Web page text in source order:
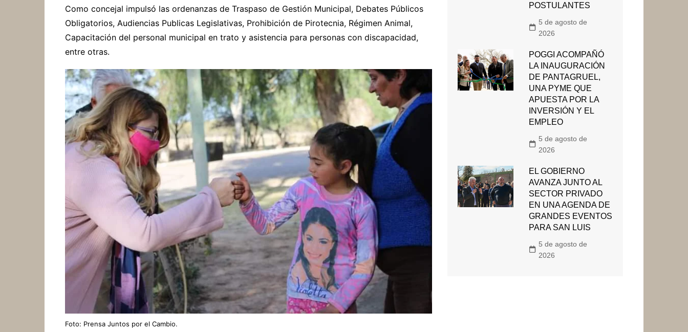
Como concejal impulsó las ordenanzas de Traspaso de Gestión Municipal, Debates Públicos
Obligatorios, Audiencias Publicas Legislativas, Prohibición de Pirotecnia, Régimen Animal,
Capacitación del personal municipal en trato y asistencia para personas con discapacidad,
entre otras.
Foto: Prensa Juntos por el Cambio.
POSTULANTES
5 de agosto de
2026
POGGI ACOMPAÑÓ
LA INAUGURACIÓN
DE PANTAGRUEL,
UNA PYME QUE
APUESTA POR LA
INVERSIÓN Y EL
EMPLEO
5 de agosto de
2026
EL GOBIERNO
AVANZA JUNTO AL
SECTOR PRIVADO
EN UNA AGENDA DE
GRANDES EVENTOS
PARA SAN LUIS
5 de agosto de
2026